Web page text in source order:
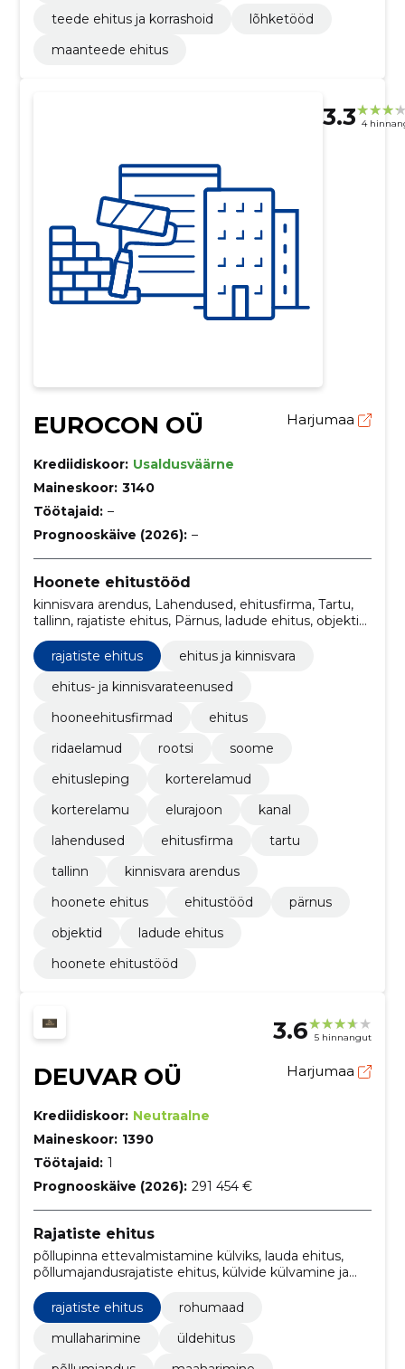
teede ehitus ja korrashoid
lõhketööd
maanteede ehitus
3.3 4
EUROCON OÜ Harjumaa
Krediidiskoor: Usaldusväärne
Maineskoor: 3140
Töötajaid: –
Prognooskäive (2026): –
Hoonete ehitustööd
kinnisvara arendus, Lahendused, ehitusfirma, Tartu,
tallinn, rajatiste ehitus, Pärnus, ladude ehitus, objektid,
Kanal
rajatiste ehitus
ehitus ja kinnisvara
ehitus- ja kinnisvarateenused
hooneehitusfirmad
ehitus
ridaelamud
rootsi
soome
ehitusleping
korterelamud
korterelamu
elurajoon
kanal
lahendused
ehitusfirma
tartu
tallinn
kinnisvara arendus
hoonete ehitus
ehitustööd
pärnus
objektid
ladude ehitus
hoonete ehitustööd
3.6 5 hinnangut
DEUVAR OÜ Harjumaa
Krediidiskoor: Neutraalne
Maineskoor: 1390
Töötajaid: 1
Prognooskäive (2026): 291 454 €
Rajatiste ehitus
põllupinna ettevalmistamine külviks, lauda ehitus,
põllumajandusrajatiste ehitus, külvide külvamine ja
põllumaade väetamine, saagi kuivatamine ja
ladustamine, teraviljasaagi koristamine, viljade
lõikamine, viljakuivatite paigaldamine
rajatiste ehitus
rohumaad
mullaharimine
üldehitus